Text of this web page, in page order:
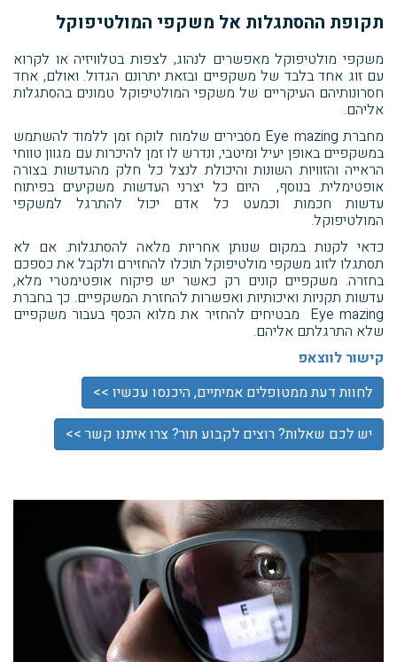
תקופת ההסתגלות אל משקפי המולטיפוקל
משקפי מולטיפוקל מאפשרים לנהוג, לצפות בטלוויזיה או לקרוא
עם זוג אחד בלבד של משקפיים ובזאת יתרונם הגדול. ואולם, אחד
חסרונותיהם העיקריים של משקפי המולטיפוקל טמונים בהסתגלות
אליהם.
מחברת Eye mazing מסבירים שלמוח לוקח זמן ללמוד להשתמש
במשקפיים באופן יעיל ומיטבי, ונדרש לו זמן להיכרות עם מגוון טווחי
הראייה והזוויות השונות והיכולת לנצל כל חלק מהעדשות בצורה
אופטימלית. בנוסף, היום כל יצרני העדשות משקיעים בפיתוח
עדשות חכמות וכמעט כל אדם יכול להתרגל למשקפי
המולטיפוקל.
כדאי לקנות במקום שנותן אחריות מלאה להסתגלות. אם לא
תסתגלו לזוג משקפי מולטיפוקל תוכלו להחזירם ולקבל את כספכם
בחזרה. משקפיים קונים רק כאשר יש פיקוח אופטימטרי מלא,
עדשות תקניות ואיכותיות ואפשרות להחזרת המשקפיים. כך בחברת
Eye mazing מבטיחים להחזיר את מלוא הכסף בעבור משקפיים
שלא התרגלתם אליהם.
קישור לווצאפ
לחוות דעת ממטופלים אמיתיים, היכנסו עכשיו >>
יש לכם שאלות? רוצים לקבוע תור? צרו איתנו קשר >>